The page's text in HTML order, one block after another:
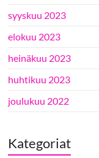
syyskuu 2023
elokuu 2023
heinäkuu 2023
huhtikuu 2023
joulukuu 2022
Kategoriat